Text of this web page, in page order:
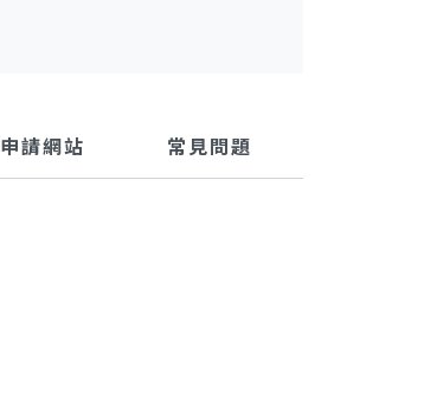
申請網站 常見問題